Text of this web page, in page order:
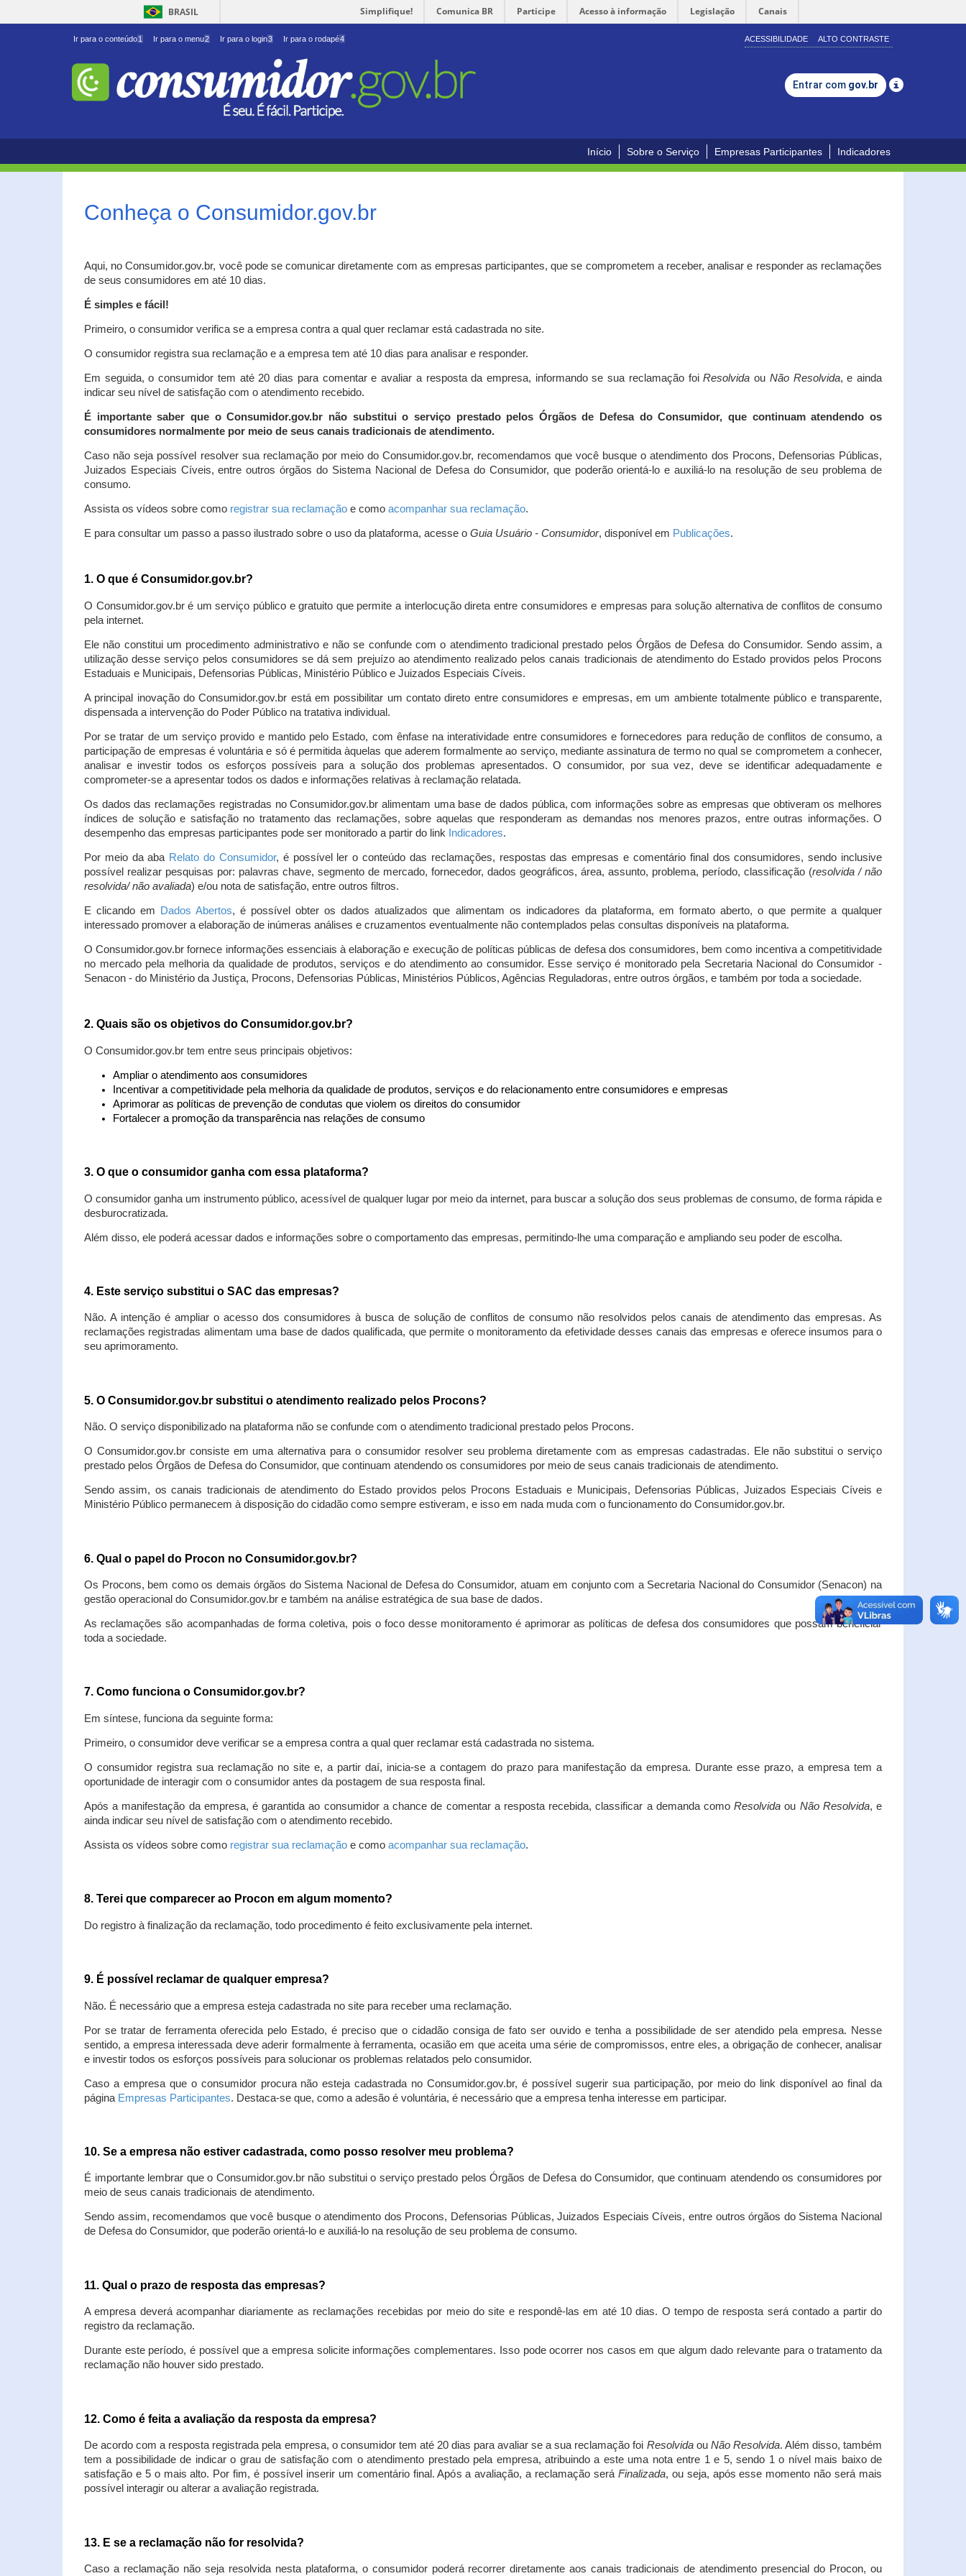
BRASIL Simplifique! Comunica BR Participe Acesso à informação Legislação Canais
Ir para o conteúdo1 Ir para o menu2 Ir para o login3 Ir para o rodapé4 ACESSIBILIDADE ALTO CONTRASTE
Entrar com gov.br
Início Sobre o Serviço Empresas Participantes Indicadores
Conheça o Consumidor.gov.br
Aqui, no Consumidor.gov.br, você pode se comunicar diretamente com as empresas participantes, que se comprometem a receber, analisar e responder as reclamações
de seus consumidores em até 10 dias.
É simples e fácil!
Primeiro, o consumidor verifica se a empresa contra a qual quer reclamar está cadastrada no site.
O consumidor registra sua reclamação e a empresa tem até 10 dias para analisar e responder.
Em seguida, o consumidor tem até 20 dias para comentar e avaliar a resposta da empresa, informando se sua reclamação foiResolvida ou Não Resolvida, e ainda
indicar seu nível de satisfação com o atendimento recebido.
É importante saber que o Consumidor.gov.br não substitui o serviço prestado pelos Órgãos de Defesa do Consumidor, que continuam atendendo os
consumidores normalmente por meio de seus canais tradicionais de atendimento.
Caso não seja possível resolver sua reclamação por meio do Consumidor.gov.br, recomendamos que você busque o atendimento dos Procons, Defensorias Públicas,
Juizados Especiais Cíveis, entre outros órgãos do Sistema Nacional de Defesa do Consumidor, que poderão orientá-lo e auxiliá-lo na resolução de seu problema de
consumo.
Assista os vídeos sobre como registrar sua reclamação e como acompanhar sua reclamação.
E para consultar um passo a passo ilustrado sobre o uso da plataforma, acesse o Guia Usuário - Consumidor, disponível em Publicações.
1. O que é Consumidor.gov.br?
O Consumidor.gov.br é um serviço público e gratuito que permite a interlocução direta entre consumidores e empresas para solução alternativa de conflitos de consumo
pela internet.
Ele não constitui um procedimento administrativo e não se confunde com o atendimento tradicional prestado pelos Órgãos de Defesa do Consumidor. Sendo assim, a
utilização desse serviço pelos consumidores se dá sem prejuízo ao atendimento realizado pelos canais tradicionais de atendimento do Estado providos pelos Procons
Estaduais e Municipais, Defensorias Públicas, Ministério Público e Juizados Especiais Cíveis.
A principal inovação do Consumidor.gov.br está em possibilitar um contato direto entre consumidores e empresas, em um ambiente totalmente público e transparente,
dispensada a intervenção do Poder Público na tratativa individual.
Por se tratar de um serviço provido e mantido pelo Estado, com ênfase na interatividade entre consumidores e fornecedores para redução de conflitos de consumo, a
participação de empresas é voluntária e só é permitida àquelas que aderem formalmente ao serviço, mediante assinatura de termo no qual se comprometem a conhecer,
analisar e investir todos os esforços possíveis para a solução dos problemas apresentados. O consumidor, por sua vez, deve se identificar adequadamente e
comprometer-se a apresentar todos os dados e informações relativas à reclamação relatada.
Os dados das reclamações registradas no Consumidor.gov.br alimentam uma base de dados pública, com informações sobre as empresas que obtiveram os melhores
índices de solução e satisfação no tratamento das reclamações, sobre aquelas que responderam as demandas nos menores prazos, entre outras informações. O
desempenho das empresas participantes pode ser monitorado a partir do link
Indicadores.
Por meio da aba Relato do Consumidor, é possível ler o conteúdo das reclamações, respostas das empresas e comentário final dos consumidores, sendo inclusive
possível realizar pesquisas por: palavras chave, segmento de mercado, fornecedor, dados geográficos, área, assunto, problema, período, classificação (resolvida / não
resolvida/ não avaliada) e/ou nota de satisfação, entre outros filtros.
E clicando em Dados Abertos, é possível obter os dados atualizados que alimentam os indicadores da plataforma, em formato aberto, o que permite a qualquer
interessado promover a elaboração de inúmeras análises e cruzamentos eventualmente não contemplados pelas consultas disponíveis na plataforma.
O Consumidor.gov.br fornece informações essenciais à elaboração e execução de políticas públicas de defesa dos consumidores, bem como incentiva a competitividade
no mercado pela melhoria da qualidade de produtos, serviços e do atendimento ao consumidor. Esse serviço é monitorado pela Secretaria Nacional do Consumidor -
Senacon - do Ministério da Justiça, Procons, Defensorias Públicas, Ministérios Públicos, Agências Reguladoras, entre outros órgãos, e também por toda a sociedade.
2. Quais são os objetivos do Consumidor.gov.br?
O Consumidor.gov.br tem entre seus principais objetivos:
Ampliar o atendimento aos consumidores
Incentivar a competitividade pela melhoria da qualidade de produtos, serviços e do relacionamento entre consumidores e empresas
Aprimorar as políticas de prevenção de condutas que violem os direitos do consumidor
Fortalecer a promoção da transparência nas relações de consumo
3. O que o consumidor ganha com essa plataforma?
O consumidor ganha um instrumento público, acessível de qualquer lugar por meio da internet, para buscar a solução dos seus problemas de consumo, de forma rápida e
desburocratizada.
Além disso, ele poderá acessar dados e informações sobre o comportamento das empresas, permitindo-lhe uma comparação e ampliando seu poder de escolha.
4. Este serviço substitui o SAC das empresas?
Não. A intenção é ampliar o acesso dos consumidores à busca de solução de conflitos de consumo não resolvidos pelos canais de atendimento das empresas. As
reclamações registradas alimentam uma base de dados qualificada, que permite o monitoramento da efetividade desses canais das empresas e oferece insumos para o
seu aprimoramento.
5. O Consumidor.gov.br substitui o atendimento realizado pelos Procons?
Não. O serviço disponibilizado na plataforma não se confunde com o atendimento tradicional prestado pelos Procons.
O Consumidor.gov.br consiste em uma alternativa para o consumidor resolver seu problema diretamente com as empresas cadastradas. Ele não substitui o serviço
prestado pelos Órgãos de Defesa do Consumidor, que continuam atendendo os consumidores por meio de seus canais tradicionais de atendimento.
Sendo assim, os canais tradicionais de atendimento do Estado providos pelos Procons Estaduais e Municipais, Defensorias Públicas, Juizados Especiais Cíveis e
Ministério Público permanecem à disposição do cidadão como sempre estiveram, e isso em nada muda com o funcionamento do Consumidor.gov.br.
6. Qual o papel do Procon no Consumidor.gov.br?
Os Procons, bem como os demais órgãos do Sistema Nacional de Defesa do Consumidor, atuam em conjunto com a Secretaria Nacional do Consumidor (Senacon) na
gestão operacional do Consumidor.gov.br e também na análise estratégica de sua base de dados.
As reclamações são acompanhadas de forma coletiva, pois o foco desse monitoramento é aprimorar as políticas de defesa dos consumidores que possam beneficiar
toda a sociedade.
7. Como funciona o Consumidor.gov.br?
Em síntese, funciona da seguinte forma:
Primeiro, o consumidor deve verificar se a empresa contra a qual quer reclamar está cadastrada no sistema.
O consumidor registra sua reclamação no site e, a partir daí, inicia-se a contagem do prazo para manifestação da empresa. Durante esse prazo, a empresa tem a
oportunidade de interagir com o consumidor antes da postagem de sua resposta final.
Após a manifestação da empresa, é garantida ao consumidor a chance de comentar a resposta recebida, classificar a demanda comoResolvida ou Não Resolvida, e
ainda indicar seu nível de satisfação com o atendimento recebido.
Assista os vídeos sobre como registrar sua reclamação e como acompanhar sua reclamação.
8. Terei que comparecer ao Procon em algum momento?
Do registro à finalização da reclamação, todo procedimento é feito exclusivamente pela internet.
9. É possível reclamar de qualquer empresa?
Não. É necessário que a empresa esteja cadastrada no site para receber uma reclamação.
Por se tratar de ferramenta oferecida pelo Estado, é preciso que o cidadão consiga de fato ser ouvido e tenha a possibilidade de ser atendido pela empresa. Nesse
sentido, a empresa interessada deve aderir formalmente à ferramenta, ocasião em que aceita uma série de compromissos, entre eles, a obrigação de conhecer, analisar
e investir todos os esforços possíveis para solucionar os problemas relatados pelo consumidor.
Caso a empresa que o consumidor procura não esteja cadastrada no Consumidor.gov.br, é possível sugerir sua participação, por meio do link disponível ao final da
página Empresas Participantes. Destaca-se que, como a adesão é voluntária, é necessário que a empresa tenha interesse em participar.
10. Se a empresa não estiver cadastrada, como posso resolver meu problema?
É importante lembrar que o Consumidor.gov.br não substitui o serviço prestado pelos Órgãos de Defesa do Consumidor, que continuam atendendo os consumidores por
meio de seus canais tradicionais de atendimento.
Sendo assim, recomendamos que você busque o atendimento dos Procons, Defensorias Públicas, Juizados Especiais Cíveis, entre outros órgãos do Sistema Nacional
de Defesa do Consumidor, que poderão orientá-lo e auxiliá-lo na resolução de seu problema de consumo.
11. Qual o prazo de resposta das empresas?
A empresa deverá acompanhar diariamente as reclamações recebidas por meio do site e respondê-las em até 10 dias. O tempo de resposta será contado a partir do
registro da reclamação.
Durante este período, é possível que a empresa solicite informações complementares. Isso pode ocorrer nos casos em que algum dado relevante para o tratamento da
reclamação não houver sido prestado.
12. Como é feita a avaliação da resposta da empresa?
De acordo com a resposta registrada pela empresa, o consumidor tem até 20 dias para avaliar se a sua reclamação foi Resolvidaou Não Resolvida. Além disso, também
tem a possibilidade de indicar o grau de satisfação com o atendimento prestado pela empresa, atribuindo a este uma nota entre 1 e 5, sendo 1 o nível mais baixo de
satisfação e 5 o mais alto. Por fim, é possível inserir um comentário final. Após a avaliação, a reclamação será Finalizada, ou seja, após esse momento não será mais
possível interagir ou alterar a avaliação registrada.
13. E se a reclamação não for resolvida?
Caso a reclamação não seja resolvida nesta plataforma, o consumidor poderá recorrer diretamente aos canais tradicionais de atendimento presencial do Procon, ou